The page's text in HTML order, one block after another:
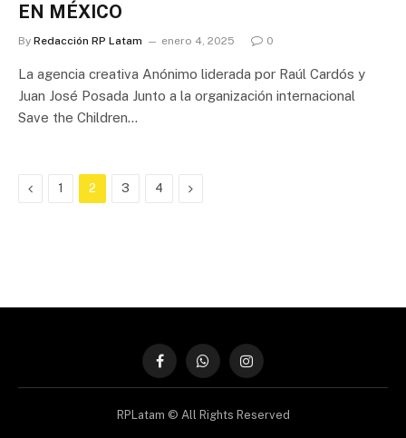
EN MÉXICO
By Redacción RP Latam enero 4, 2025 0
La agencia creativa Anónimo liderada por Raúl Cardós y
Juan José Posada Junto a la organización internacional
Save the Children…
Previous
1 2 3 4 Next
FacebookWhatsAppInstagram
RPLatam © All Rights Reserved